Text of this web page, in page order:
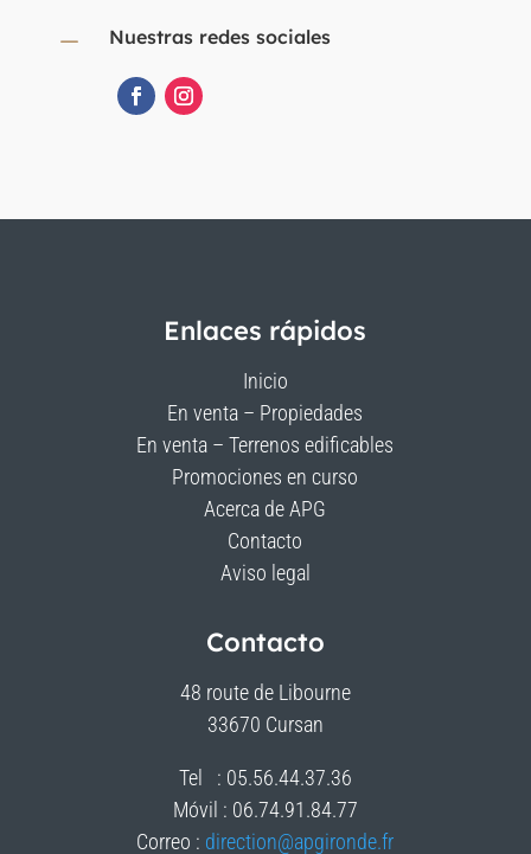
K Nuestras redes sociales
Enlaces rápidos
Inicio
En venta – Propiedades
En venta – Terrenos edificables
Promociones en curso
Acerca de APG
Contacto
Aviso legal
Contacto
48 route de Libourne
33670 Cursan
Tel : 05.56.44.37.36
Móvil : 06.74.91.84.77
Correo : direction@apgironde.fr